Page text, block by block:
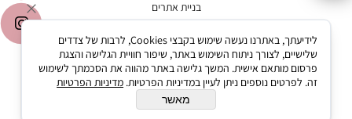
בניית אתרים
לידיעתך, באתרנו נעשה שימוש בקבצי Cookies, לרבות של צדדים
שלישיים, לצורך ניתוח השימוש באתר, שיפור חוויית הגלישה והצגת
פרסום מותאם אישית. המשך גלישה באתר מהווה את הסכמתך לשימוש
זה. לפרטים נוספים ניתן לעיין במדיניות הפרטיות. מדיניות הפרטיות
מאשר